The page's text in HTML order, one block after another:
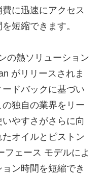
に迅速にアクセス
短縮できます。
の熱ソリューション
がリリースされま
ドバックに基づい
独自の業界をリー
やすさがさらに向
オイルとピストン
フェース モデルによ
ン時間を短縮でき